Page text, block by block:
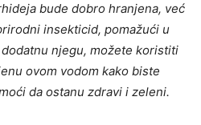
bude dobro hranjena, već
insekticid, pomažući u
njegu, možete koristiti
ovom vodom kako biste
da ostanu zdravi i zeleni.